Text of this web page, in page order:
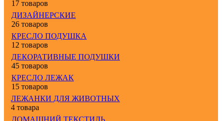
17 товаров
ДИЗАЙНЕРСКИЕ
26 товаров
КРЕСЛО ПОДУШКА
12 товаров
ДЕКОРАТИВНЫЕ ПОДУШКИ
45 товаров
КРЕСЛО ЛЕЖАК
15 товаров
ЛЕЖАНКИ ДЛЯ ЖИВОТНЫХ
4 товара
ДОМАШНИЙ ТЕКСТИЛЬ